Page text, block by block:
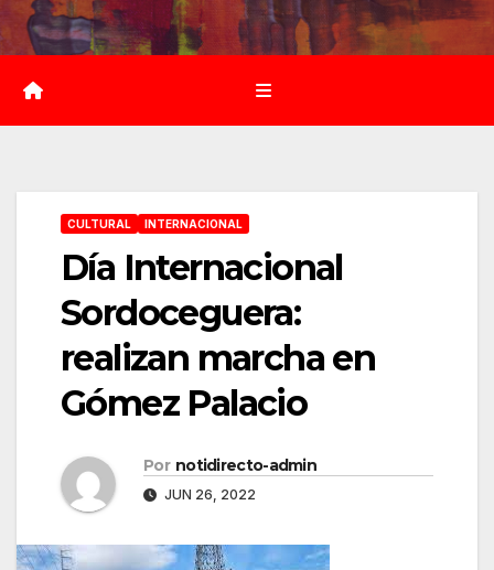
Saltar
al
contenido
CULTURAL INTERNACIONAL
Día Internacional
Sordoceguera:
realizan marcha en
Gómez Palacio
Por notidirecto-admin
JUN 26, 2022